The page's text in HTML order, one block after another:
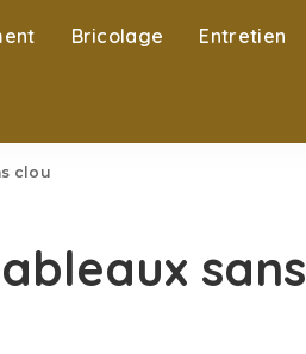
Bricolage Entretien
clou
sans